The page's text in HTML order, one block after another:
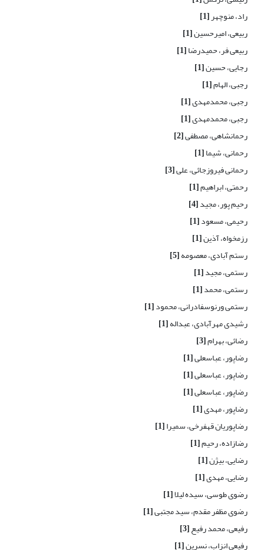
راد، منوچهر[1]
ربیعی، امیرحسین[1]
ربیعی فر، حمیدرضا[1]
رجایی، حسین[1]
رجبی، الهام[1]
رجبی، محمدمهدی[1]
رجبی، محمدمهدی[1]
رحمانشاهی، مصطفی[2]
رحمانی، شیما[1]
رحمانی فیروزجائی، علی[3]
رحمتی، ابراهیم[1]
رحیم پور، مجید[4]
رحیمی، مسعود[1]
رزمخواه، آذین[1]
رستم آبادی، معصومه[5]
رستمی، مجید[1]
رستمی، محمد[1]
رستمی ورنوسفادرانی، محمود[1]
رشیدی مهرآبادی، عبداله[1]
رضائی، بهرام[3]
رضاپور، عباسعلی[1]
رضاپور، عباسعلی[1]
رضاپور، عباسعلی[1]
رضاپور، مهدی[1]
رضاپوریان قهفرخی، سمیرا[1]
رضازاده، رحیم[1]
رضایی، بیژن[1]
رضایی، مهدی[1]
رضوی طوسی، سیده لیلا[1]
رضوی مظفر مقدم، سید مجتبی[1]
رفیعی، محمد رفیع[3]
رفیعی انزاب، نسرین[1]